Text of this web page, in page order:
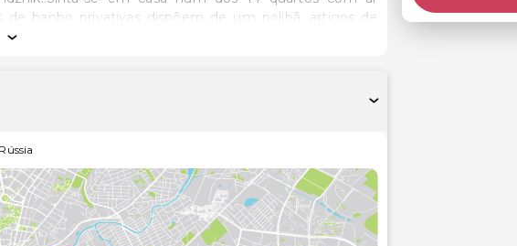
banho privativas dispõem de um polibã, artigos de
incluem ainda um telefone, além de um cofre-forte e de
à 0,1 milha e ao quilómetro mais próximo.
Rússia